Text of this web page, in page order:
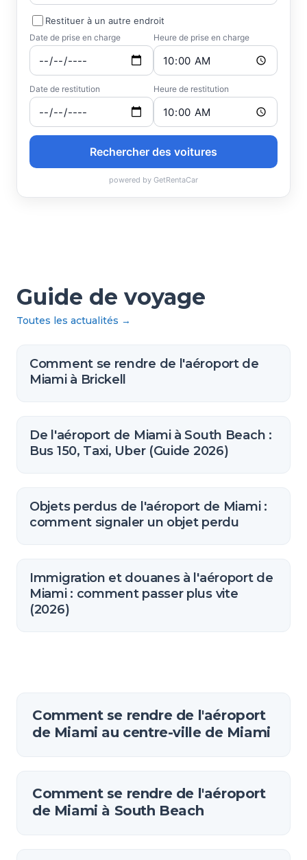
Guide de voyage
Toutes les actualités →
Comment se rendre de l'aéroport de
Miami à Brickell
De l'aéroport de Miami à South Beach :
Bus 150, Taxi, Uber (Guide 2026)
Objets perdus de l'aéroport de Miami :
comment signaler un objet perdu
Immigration et douanes à l'aéroport de
Miami : comment passer plus vite
(2026)
Comment se rendre de l'aéroport
de Miami au centre-ville de Miami
Comment se rendre de l'aéroport
de Miami à South Beach